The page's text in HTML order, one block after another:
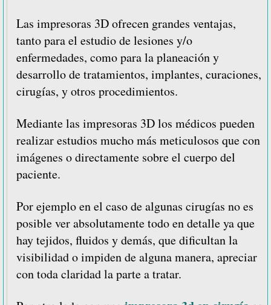
Las impresoras 3D ofrecen grandes ventajas,
tanto para el estudio de lesiones y/o
enfermedades, como para la planeación y
desarrollo de tratamientos, implantes, curaciones,
cirugías, y otros procedimientos.
Mediante las impresoras 3D los médicos pueden
realizar estudios mucho más meticulosos que con
imágenes o directamente sobre el cuerpo del
paciente.
Por ejemplo en el caso de algunas cirugías no es
posible ver absolutamente todo en detalle ya que
hay tejidos, fluidos y demás, que dificultan la
visibilidad o impiden de alguna manera, apreciar
con toda claridad la parte a tratar.